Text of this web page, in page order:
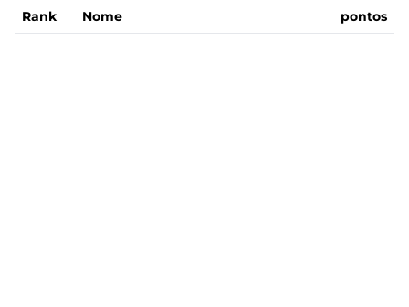
Rank Nome pontos